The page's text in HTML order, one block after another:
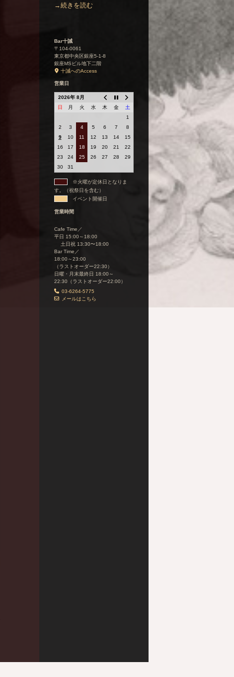
→続きを読む
Bar十誡
〒104-0061
東京都中央区銀座5-1-8
銀座MSビル地下二階
十誡へのAccess
営業日
2026年 8月
日
月 火 水 木 金
土
1
2
3 4 5 6 7
8
9
10 11 12 13 14
15
16
17 18 19 20 21
22
23
24 25 26 27 28
29
30
31
※火曜が定休日となりま
す。（祝祭日を含む）
イベント開催日
営業時間
Cafe Time／
平日 15:00～18:00
土日祝 13:30〜18:00
Bar Time／
18:00～23:00
（ラストオーダー22:30）
日曜・月末最終日 18:00～
22:30（ラストオーダー22:00）
03-6264-5775
メールはこちら